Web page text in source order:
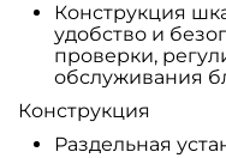
Конструкция
удобство и
проверки,
обслуживания
Конструкция
Раздельная